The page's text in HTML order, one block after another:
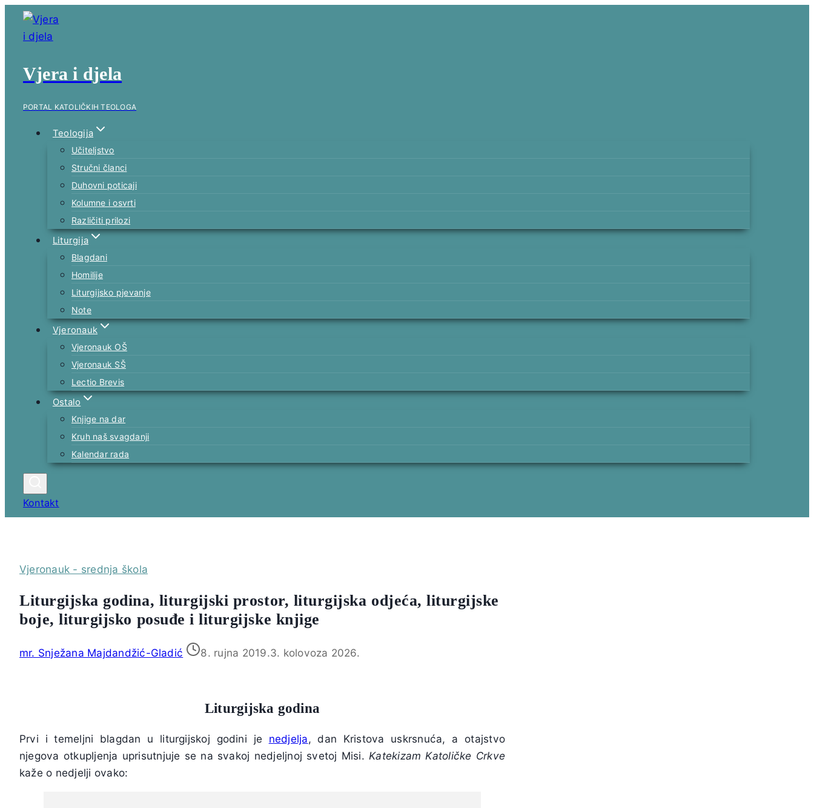
Skip
content
Vjera i djela
PORTAL KATOLIČKIH TEOLOGA
Teologija
Učiteljstvo
Stručni članci
Duhovni poticaji
Kolumne i osvrti
Različiti prilozi
Liturgija
Blagdani
Homilije
Liturgijsko pjevanje
Note
Vjeronauk
Vjeronauk OŠ
Vjeronauk SŠ
Lectio Brevis
Ostalo
Knjige na dar
Kruh naš svagdanji
Kalendar rada
Kontakt
Vjeronauk - srednja škola
Liturgijska godina, liturgijski prostor, liturgijska odjeća, liturgijske
boje, liturgijsko posuđe i liturgijske knjige
mr. Snježana Majdandžić-Gladić 8. rujna 2019.3. kolovoza 2026.
Liturgijska godina
Prvi i temeljni blagdan u liturgijskoj godini je nedjelja, dan Kristova uskrsnuća, a otajstvo
njegova otkupljenja uprisutnjuje se na svakoj nedjeljnoj svetoj Misi. Katekizam Katoličke Crkve
kaže o nedjelji ovako: